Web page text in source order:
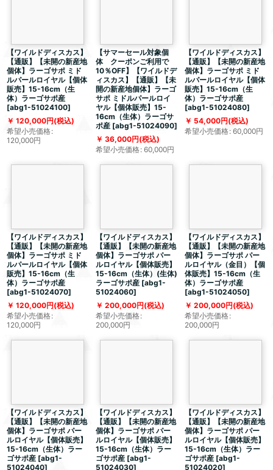
【ワイルドディスカス】
【通販】【未開の新産地
個体】ラーゴサポ ミド
ルパールロイヤル【個体
販売】15-16cm（生
体）ラーゴサポ産
[abg1-51024100]
120,000円(税込)
希望小売価格:
120,000円
【サマーセール対象個
体 クーポンご利用で
10％OFF】【ワイルドデ
ィスカス】【通販】【未
開の新産地個体】ラーゴ
サポ ミドルパールロイ
ヤル【個体販売】15-
16cm（生体）ラーゴサ
ポ産 [abg1-51024090]
36,000円(税込)
希望小売価格: 60,000円
【ワイルドディスカス】
【通販】【未開の新産地
個体】ラーゴサポ ミド
ルパールロイヤル【個体
販売】15-16cm（生
体）ラーゴサポ産
[abg1-51024080]
54,000円(税込)
希望小売価格: 60,000円
【ワイルドディスカス】
【通販】【未開の新産地
個体】ラーゴサポ ミド
ルパールロイヤル【個体
販売】15-16cm（生
体）ラーゴサポ産
[abg1-51024070]
120,000円(税込)
希望小売価格:
120,000円
【ワイルドディスカス】
【通販】【未開の新産地
個体】ラーゴサポ パー
ルロイヤル【個体販売】
15-16cm（生体）(生体)
ラーゴサポ産 [abg1-
51024060]
200,000円(税込)
希望小売価格:
200,000円
【ワイルドディスカス】
【通販】【未開の新産地
個体】ラーゴサポ パー
ルロイヤル（金目）【個
体販売】15-16cm（生
体）ラーゴサポ産
[abg1-51024050]
200,000円(税込)
希望小売価格:
200,000円
【ワイルドディスカス】
【通販】【未開の新産地
個体】ラーゴサポ パー
ルロイヤル【個体販売】
15-16cm（生体）ラー
ゴサポ産 [abg1-
51024040]
【ワイルドディスカス】
【通販】【未開の新産地
個体】ラーゴサポ パー
ルロイヤル【個体販売】
15-16cm（生体）ラー
ゴサポ産 [abg1-
51024030]
【ワイルドディスカス】
【通販】【未開の新産地
個体】ラーゴサポ パー
ルロイヤル【個体販売】
15-16cm（生体）ラー
ゴサポ産 [abg1-
51024020]